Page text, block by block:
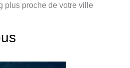
plus proche de votre ville